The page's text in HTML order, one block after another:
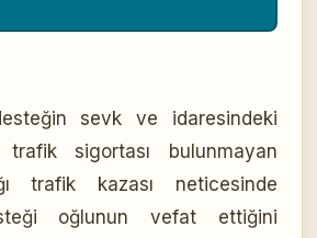
sevk ve idaresindeki
sigortası bulunmayan
trafik kazası neticesinde
oğlunun vefat ettiğini